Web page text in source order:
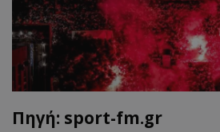
Πηγή: sport-fm.gr